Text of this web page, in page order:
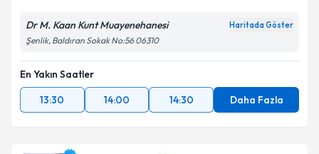
Dr M. Kaan Kunt Muayenehanesi Haritada Göster
Şenlik, Baldıran Sokak No:56 06310
En Yakın Saatler
13:30
14:00 14:30 Daha Fazla